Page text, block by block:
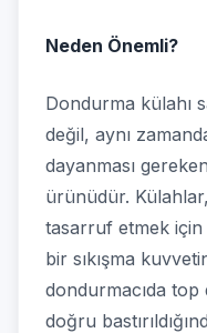
Neden Önemli?
Dondurma külahı
değil, aynı
dayanması
ürünüdür.
tasarruf etmek için
bir sıkışma
dondurmacıda top
doğru